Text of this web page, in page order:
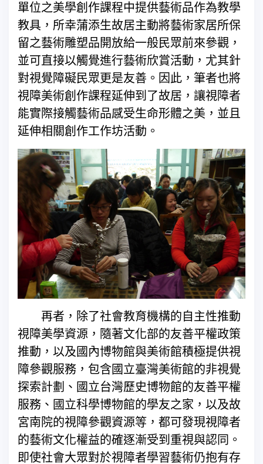
單位之美學創作課程中提供藝術品作為教學
教具，所幸蒲添生故居主動將藝術家居所保
留之藝術雕塑品開放給一般民眾前來參觀，
並可直接以觸覺進行藝術欣賞活動，尤其針
對視覺障礙民眾更是友善。因此，筆者也將
視障美術創作課程延伸到了故居，讓視障者
能實際接觸藝術品感受生命形體之美，並且
延伸相關創作工作坊活動。
再者，除了社會教育機構的自主性推動
視障美學資源，隨著文化部的友善平權政策
推動，以及國內博物館與美術館積極提供視
障參觀服務，包含國立臺灣美術館的非視覺
探索計劃、國立台灣歷史博物館的友善平權
服務、國立科學博物館的學友之家，以及故
宮南院的視障參觀資源等，都可發現視障者
的藝術文化權益的確逐漸受到重視與認同。
即使社會大眾對於視障者學習藝術仍抱有存